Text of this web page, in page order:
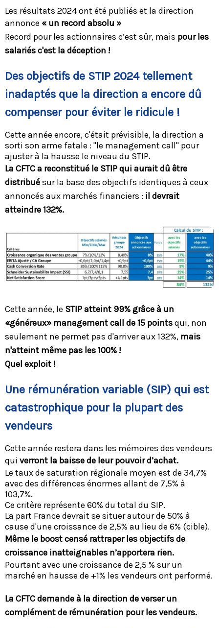
Les résultats 2024 ont été publiés et la direction
annonce « un record absolu »
Record pour les actionnaires c’est sûr, mais pour les
salariés c'est la déception !
Des objectifs de STIP 2024 tellement
inadaptés que la direction a encore dû
compenser pour éviter le ridicule !
Cette année encore, c'était prévisible, la direction a
sorti son arme fatale : "le management call" pour
ajuster à la hausse le niveau du STIP.
La CFTC a reconstitué le STIP qui aurait dû être
distribuésur la base des objectifs identiques à ceux
annoncés aux marchés financiers : il devrait
atteindre 132%.
Cette année, le STIP atteint 99% grâce à un
«généreux» management call de 15 pointsqui, non
seulement ne permet pas d'arriver aux 132%, mais
n'atteint même pas les 100% !
Quel exploit !
Une rémunération variable (SIP) qui est
catastrophique pour la plupart des
vendeurs
Cette année restera dans les mémoires des vendeurs
qui verront la baisse de leur pouvoir d’achat.
Le taux de saturation régionale moyen est de 34,7%
avec des différences énormes allant de 7,5% à
103,7%.
Ce critère représente 60% du total du SIP.
La part France devrait se situer autour de 50% à
cause d'une croissance de 2,5% au lieu de 6% (cible).
Même le boost censé rattraper les objectifs de
croissance inatteignables n’apportera rien.
Pourtant avec une croissance de 2,5 % sur un
marché en hausse de +1% les vendeurs ont performé.
La CFTC demande à la direction de verser un
complément de rémunération pour les vendeurs.